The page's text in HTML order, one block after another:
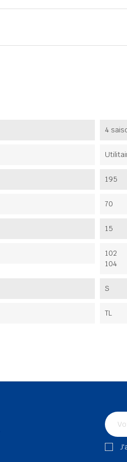
4
195
70
15
102
104
S
TL